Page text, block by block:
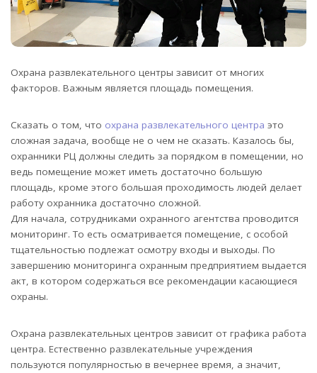
Охрана развлекательного центры зависит от многих
факторов. Важным является площадь помещения.
Сказать о том, что охрана развлекательного центра это
сложная задача, вообще не о чем не сказать. Казалось бы,
охранники РЦ должны следить за порядком в помещении, но
ведь помещение может иметь достаточно большую
площадь, кроме этого большая проходимость людей делает
работу охранника достаточно сложной.
Для начала, сотрудниками охранного агентства проводится
мониторинг. То есть осматривается помещение, с особой
тщательностью подлежат осмотру входы и выходы. По
завершению мониторинга охранным предприятием выдается
акт, в котором содержаться все рекомендации касающиеся
охраны.
Охрана развлекательных центров зависит от графика работа
центра. Естественно развлекательные учреждения
пользуются популярностью в вечернее время, а значит,